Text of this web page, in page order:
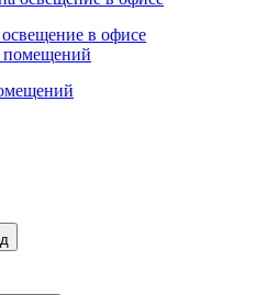
в офисе